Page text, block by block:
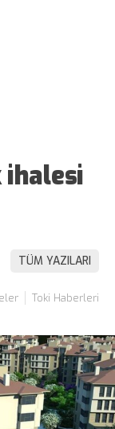
ihalesi
TÜM YAZILARI
Toki Haberleri